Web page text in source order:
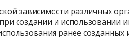
зависимости различных
создании и использовании
ранее